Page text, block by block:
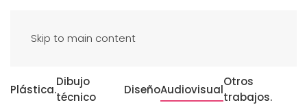
Skip to main content
Plástica.
Dibujo
técnico
DiseñoAudiovisual
Otros
trabajos.